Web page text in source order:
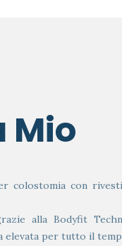
Mio
colostomia con
alla Bodyfit
elevata per tutto il